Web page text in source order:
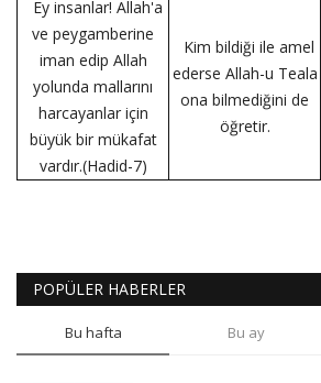
Ey insanlar! Allah'a
ve peygamberine
iman edip Allah
yolunda mallarını
harcayanlar için
büyük bir mükafat
vardır.(Hadid-7)
Kim bildiği ile amel
ederse Allah-u Teala
ona bilmediğini de
öğretir.
POPÜLER HABERLER
Bu hafta Bu ay